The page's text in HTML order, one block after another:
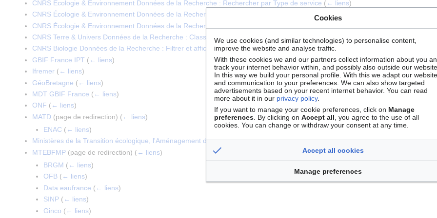
CNRS Écologie & Environnement Données de la Recherche : Rechercher par Type de service ( ← liens)
CNRS Écologie & Environnement Données de la Recherche : Rechercher par Discipline scientifique
CNRS Écologie & Environnement Données de la Recherche : Rechercher un service par sa localisation
CNRS Terre & Univers Données de la Recherche : Classement Thématique
( ← liens)
CNRS Biologie Données de la Recherche : Filtrer et afficher sous forme d'une liste ( ← liens)
GBIF France IPT ( ← liens)
Ifremer ( ← liens)
GéoBretagne ( ← liens)
MDT GBIF France ( ← liens)
ONF ( ← liens)
MATD (page de redirection) ( ← liens)
ENAC ( ← liens)
Ministères de la Transition écologique, l'Aménagement du territoire, les Transports, la Ville et le Logement(page de redirection)(←
MTEBFMP (page de redirection) ( ← liens)
BRGM ( ← liens)
OFB ( ← liens)
Data eaufrance ( ← liens)
SINP ( ← liens)
Ginco ( ← liens)
Cookies
We use cookies (and similar technologies) to personalise content,
improve the website and analyse traffic.
With these cookies we and our partners collect information about you
track your internet behavior within, and possibly also outside our
In this way we build your personal profile. With this we adapt our website
and communication to your preferences. We can also show targeted
advertisements based on your recent internet behavior. You can read
more about it in our privacy policy.
If you want to manage your cookie preferences, click on Manage
preferences. By clicking on Accept all, you agree to the use of all
cookies. You can change or withdraw your consent at any time.
Accept all cookies
Manage preferences